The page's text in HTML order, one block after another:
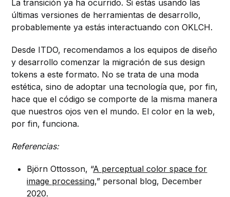
La transición ya ha ocurrido. Si estás usando las
últimas versiones de herramientas de desarrollo,
probablemente ya estás interactuando con OKLCH.
Desde ITDO, recomendamos a los equipos de diseño
y desarrollo comenzar la migración de sus design
tokens a este formato. No se trata de una moda
estética, sino de adoptar una tecnología que, por fin,
hace que el código se comporte de la misma manera
que nuestros ojos ven el mundo. El color en la web,
por fin, funciona.
Referencias:
Björn Ottosson, “A perceptual color space for
image processing,” personal blog, December
2020.